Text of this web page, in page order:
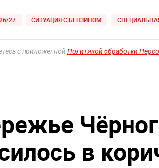
27 СИТУАЦИЯ С БЕНЗИНОМ
с приложеннойПолитикой обработки
в